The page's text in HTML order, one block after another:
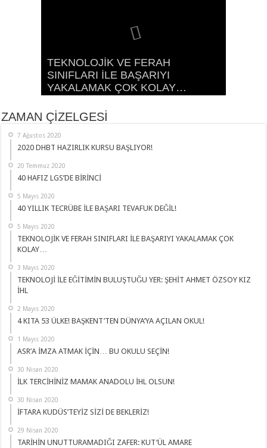
2020 DHBT HAZIRLIK KURSU
BAŞLIYOR!
40 HAFIZ LGS’DE BİRİNCİ
40 YILLIK TECRÜBE İLE BAŞARI
TEVAFUK DEĞİL!
TEKNOLOJİK VE FERAH
SINIFLARI İLE BAŞARIYI
YAKALAMAK ÇOK KOLAY…
TEKNOLOJİ İLE EĞİTİMİN
BULUŞTUĞU YER: ŞEHİT AHMET
ÖZSOY KIZ İHL
ZAMAN ÇİZELGESİ
7 Ağustos 2020
2020 DHBT HAZIRLIK KURSU BAŞLIYOR!
20 Temmuz 2020
40 HAFIZ LGS’DE BİRİNCİ
5 Mayıs 2020
40 YILLIK TECRÜBE İLE BAŞARI TEVAFUK DEĞİL!
5 Mayıs 2020
TEKNOLOJİK VE FERAH SINIFLARI İLE BAŞARIYI YAKALAMAK ÇOK
KOLAY…
3 Mayıs 2020
TEKNOLOJİ İLE EĞİTİMİN BULUŞTUĞU YER: ŞEHİT AHMET ÖZSOY KIZ
İHL
2 Mayıs 2020
4 KITA 53 ÜLKE! BAŞKENT’TEN DÜNYA’YA AÇILAN OKUL!
1 Mayıs 2020
ASR’A İMZA ATMAK İÇİN… BU OKULU SEÇİN!
30 Nisan 2020
İLK TERCİHİNİZ MAMAK ANADOLU İHL OLSUN!
30 Nisan 2020
İFTARA KUDÜS’TEYİZ SİZİ DE BEKLERİZ!
29 Nisan 2020
TARİHİN UNUTTURAMADIĞI ZAFER: KUT’ÜL AMARE